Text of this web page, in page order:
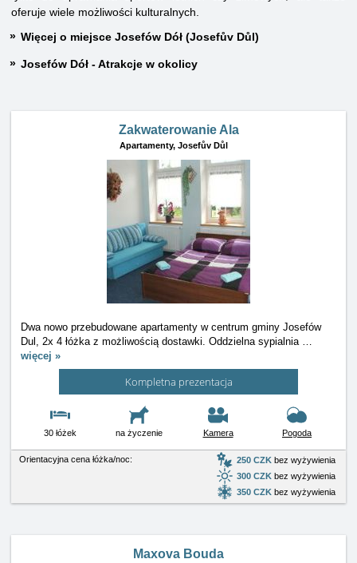
oferuje wiele możliwości kulturalnych.
Więcej o miejsce Josefów Dół (Josefův Důl)
Josefów Dół - Atrakcje w okolicy
Zakwaterowanie Ala
Apartamenty, Josefův Důl
Dwa nowo przebudowane apartamenty w centrum gminy Josefów
Dul, 2x 4 łóżka z możliwością dostawki. Oddzielna sypialnia …
więcej »
Kompletna prezentacja
30 łóżek na życzenie Kamera Pogoda
Orientacyjna cena łóżka/noc: 250 CZK bez wyżywienia
300 CZK bez wyżywienia
350 CZK bez wyżywienia
Maxova Bouda